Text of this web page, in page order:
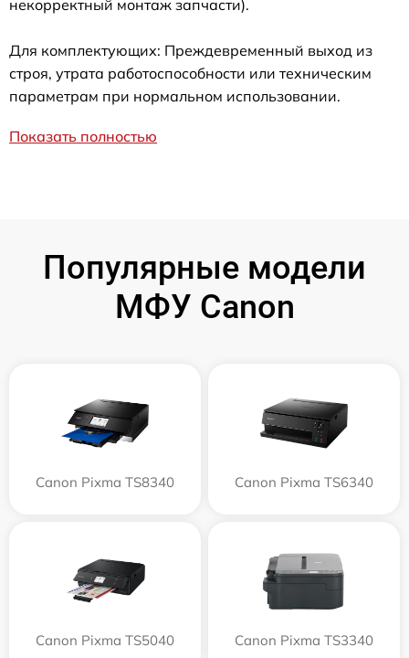
некорректный монтаж запчасти).
Для комплектующих: Преждевременный выход из
строя, утрата работоспособности или техническим
параметрам при нормальном использовании.
Показать полностью
Популярные модели
МФУ Canon
Canon Pixma TS8340 Canon Pixma TS6340
Canon Pixma TS5040 Canon Pixma TS3340